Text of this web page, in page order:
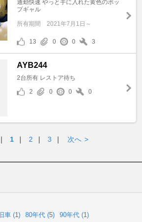
通勤快速 やっと手に入れた黄色のポッ
プギャル
所有期間 2021年7月1日～
13 0 0 3
AYB244
2台所有 レストア待ち
2
0 0 0
｜ 1 ｜ 2 ｜ 3 ｜ 次へ >
旧車 (1) 80年代 (5) 90年代 (1)